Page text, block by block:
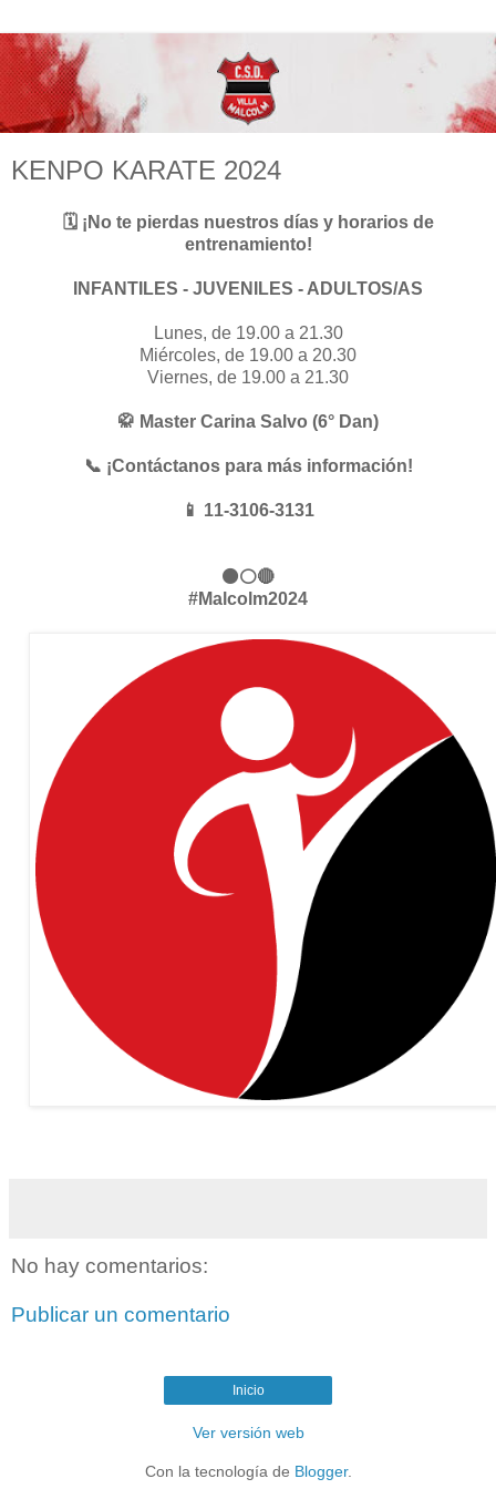
KENPO KARATE 2024
🗓️ ¡No te pierdas nuestros días y horarios de
entrenamiento!
INFANTILES - JUVENILES - ADULTOS/AS
Lunes, de 19.00 a 21.30
Miércoles, de 19.00 a 20.30
Viernes, de 19.00 a 21.30
🥋 Master Carina Salvo (6° Dan)
📞 ¡Contáctanos para más información!
📱 11-3106-3131
⚫⚪🔴
#Malcolm2024
No hay comentarios:
Publicar un comentario
Inicio
Ver versión web
Con la tecnología de Blogger.